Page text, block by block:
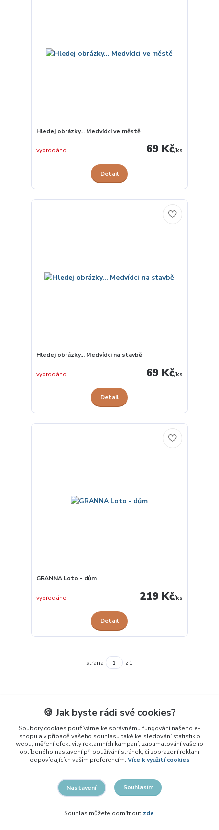
Hledej obrázky... Medvídci ve městě
69 Kč/ks
vyprodáno
Detail
Hledej obrázky... Medvídci na stavbě
69 Kč/ks
vyprodáno
Detail
GRANNA Loto - dům
219 Kč/ks
vyprodáno
Detail
strana z 1
Potřebujete poradit?
info@smysluplneuceni.cz
Novinky
Nový e-shop
🍪 Jak byste rádi své cookies?
Soubory cookies používáme ke správnému fungování našeho e-
shopu a v případě vašeho souhlasu také ke sledování statistik o
webu, měření efektivity reklamních kampaní, zapamatování vašeho
oblíbeného nastavení při používání stránek, či zobrazení reklam
odpovídajících vašim preferencím. Více k využití cookies
Nastavení Souhlasím
Souhlas můžete odmítnout zde.